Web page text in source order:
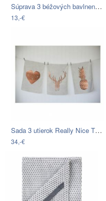
Súprava 3 béžových bavlnených utierok…
13,-€
Sada 3 utierok Really Nice Things…
34,-€